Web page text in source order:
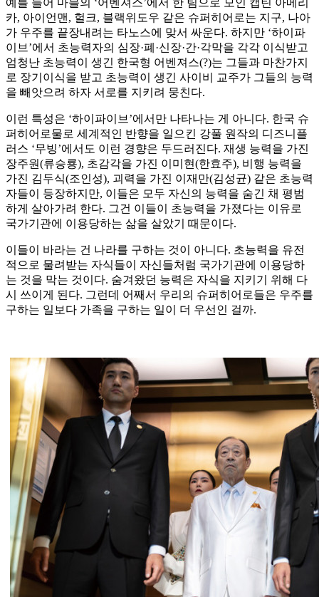
예를 들어 마블의 ‘어벤져스’에서 한 팀으로 모인 캡틴 아메리
카, 아이언맨, 헐크, 블랙위도우 같은 슈퍼히어로는 지구, 나아
가 우주를 끝장내려는 타노스에 맞서 싸운다. 하지만 ‘하이파
이브’에서 초능력자의 심장·폐·신장·간·각막을 각각 이식받고
엄청난 초능력이 생긴 한국형 어벤져스(?)는 그들과 마찬가지
로 장기이식을 받고 초능력이 생긴 사이비 교주가 그들의 능력
을 빼앗으려 하자 서로를 지키려 뭉친다.
이런 특성은 ‘하이파이브’에서만 나타나는 게 아니다. 한국 슈
퍼히어로물로 세계적인 반향을 일으킨 강풀 원작의 디즈니플
러스 ‘무빙’에서도 이런 경향은 두드러진다. 재생 능력을 가진
장주원(류승룡), 초감각을 가진 이미현(한효주), 비행 능력을
가진 김두식(조인성), 괴력을 가진 이재만(김성균) 같은 초능력
자들이 등장하지만, 이들은 모두 자신의 능력을 숨긴 채 평범
하게 살아가려 한다. 그건 이들이 초능력을 가졌다는 이유로
국가기관에 이용당하는 삶을 살았기 때문이다.
이들이 바라는 건 나라를 구하는 것이 아니다. 초능력을 유전
적으로 물려받는 자식들이 자신들처럼 국가기관에 이용당하
는 것을 막는 것이다. 숨겨왔던 능력은 자식을 지키기 위해 다
시 쓰이게 된다. 그런데 어째서 우리의 슈퍼히어로들은 우주를
구하는 일보다 가족을 구하는 일이 더 우선인 걸까.